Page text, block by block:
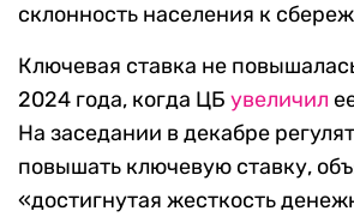
склонность населения к
Ключевая ставка не
2024 года, когда ЦБ увеличил
На заседании в декабре
повышать ключевую ставку,
«достигнутая жесткость